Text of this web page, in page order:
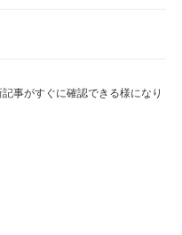
事がすぐに確認できる様になり